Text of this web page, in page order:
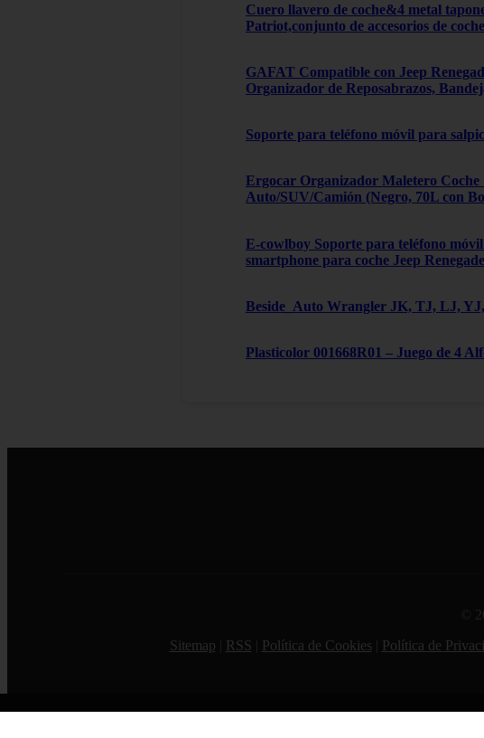
Cuero llavero de coche&4 metal
Patriot,conjunto de accesorios de
GAFAT Compatible con Jeep
Organizador de Reposabrazos,
Soporte para teléfono móvil para
Ergocar Organizador Maletero
Auto/SUV/Camión (Negro, 70L con
E-cowlboy Soporte para teléfono
smartphone para coche Jeep
Beside_Auto Wrangler JK, TJ, LJ,
Plasticolor 001668R01 – Juego de 4
©
Sitemap
RSS Política de Cookies Política de